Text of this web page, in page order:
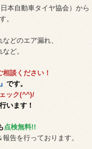
本自動車タイヤ協会）から
。
どのエア漏れ、
ど。
談ください！
です。
ック(^^)/
います！
点検無料!!
告を行っております。